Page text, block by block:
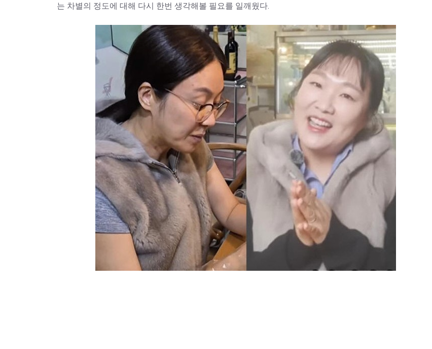
는 차별의 정도에 대해 다시 한번 생각해볼 필요를 일깨웠다.